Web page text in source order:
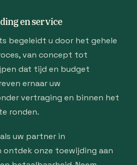
en service
begeleidt u door het gehele
van concept tot
dat tijd en budget
ernaar uw
vertraging en binnen het
ronden.
uw partner in
onze toewijding aan